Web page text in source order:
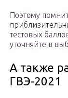
Поэтому
тестовых
уточняйте в
А также
ГВЭ-2021